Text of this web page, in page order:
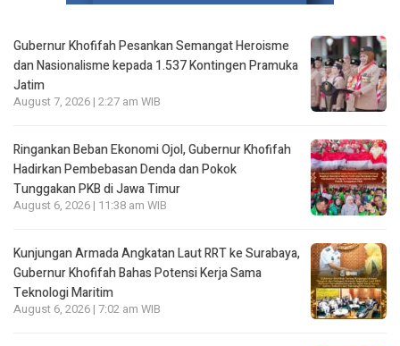
Gubernur Khofifah Pesankan Semangat Heroisme
dan Nasionalisme kepada 1.537 Kontingen Pramuka
Jatim
August 7, 2026 | 2:27 am WIB
Ringankan Beban Ekonomi Ojol, Gubernur Khofifah
Hadirkan Pembebasan Denda dan Pokok
Tunggakan PKB di Jawa Timur
August 6, 2026 | 11:38 am WIB
Kunjungan Armada Angkatan Laut RRT ke Surabaya,
Gubernur Khofifah Bahas Potensi Kerja Sama
Teknologi Maritim
August 6, 2026 | 7:02 am WIB